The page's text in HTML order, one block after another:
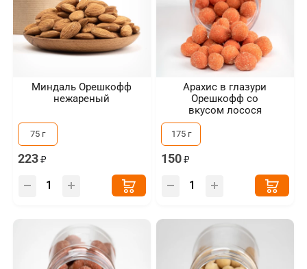
Миндаль Орешкофф
нежареный
75 г
223
Арахис в глазури
Орешкофф со
вкусом лосося
175 г
150